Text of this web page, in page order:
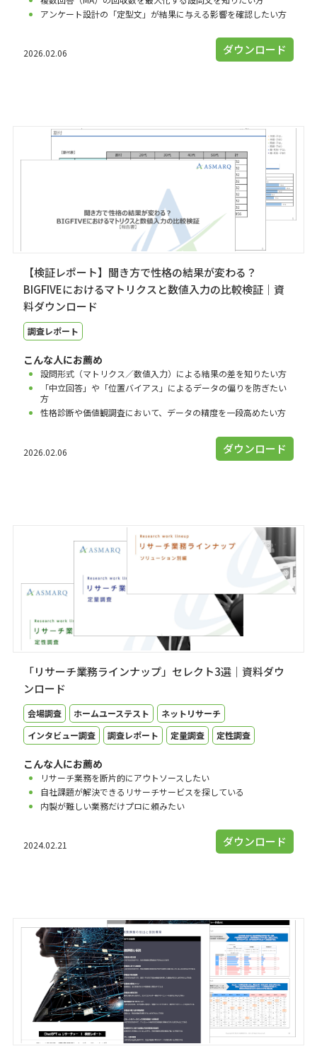
アンケート設計の「定型文」が結果に与える影響を確認したい方
2026.02.06 ダウンロード
【検証レポート】聞き方で性格の結果が変わる？
BIGFIVEにおけるマトリクスと数値入力の比較検証｜資
料ダウンロード
調査レポート
こんな人にお薦め
設問形式（マトリクス／数値入力）による結果の差を知りたい方
「中立回答」や「位置バイアス」によるデータの偏りを防ぎたい
方
性格診断や価値観調査において、データの精度を一段高めたい方
2026.02.06 ダウンロード
「リサーチ業務ラインナップ」セレクト3選｜資料ダウ
ンロード
会場調査 ホームユーステスト
ネットリサーチ
インタビュー調査
調査レポート 定量調査 定性調査
こんな人にお薦め
リサーチ業務を断片的にアウトソースしたい
自社課題が解決できるリサーチサービスを探している
内製が難しい業務だけプロに頼みたい
2024.02.21 ダウンロード